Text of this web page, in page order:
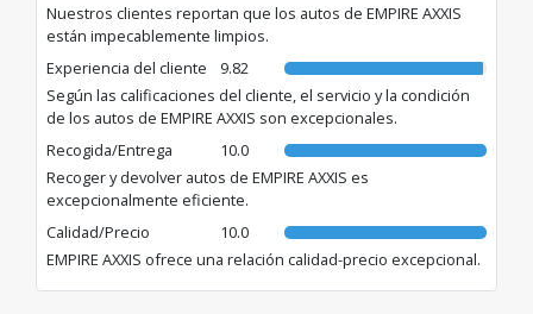
Nuestros clientes reportan que los autos de EMPIRE AXXIS
están impecablemente limpios.
Experiencia del cliente
9.82
Según las calificaciones del cliente, el servicio y la condición
de los autos de EMPIRE AXXIS son excepcionales.
Recogida/Entrega
10.0
Recoger y devolver autos de EMPIRE AXXIS es
excepcionalmente eficiente.
Calidad/Precio
10.0
EMPIRE AXXIS ofrece una relación calidad-precio excepcional.